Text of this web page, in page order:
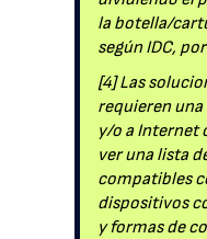
la botella/
según IDC,
[4] Las
requieren
y/o a Internet
ver una lista
compatibles
dispositivos
y formas de